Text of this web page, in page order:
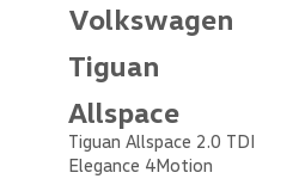
Volkswagen
Tiguan
Allspace
Tiguan Allspace 2.0 TDI
Elegance 4Motion